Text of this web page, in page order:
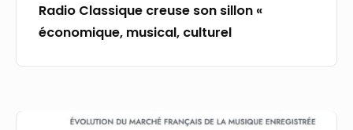
Radio Classique creuse son sillon «
économique, musical, culturel
Musique